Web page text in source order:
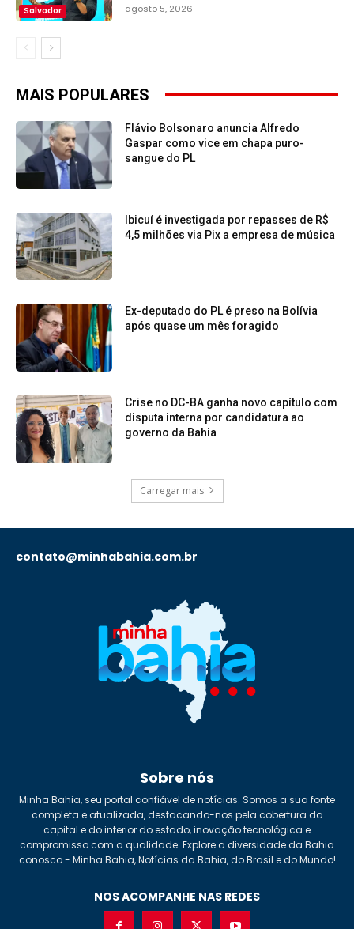
Salvador agosto 5, 2026
MAIS POPULARES
Flávio Bolsonaro anuncia Alfredo
Gaspar como vice em chapa puro-
sangue do PL
Ibicuí é investigada por repasses de R$
4,5 milhões via Pix a empresa de música
Ex-deputado do PL é preso na Bolívia
após quase um mês foragido
Crise no DC-BA ganha novo capítulo com
disputa interna por candidatura ao
governo da Bahia
Carregar mais
contato@minhabahia.com.br
Sobre nós
Minha Bahia, seu portal confiável de notícias. Somos a sua fonte
completa e atualizada, destacando-nos pela cobertura da
capital e do interior do estado, inovação tecnológica e
compromisso com a qualidade. Explore a diversidade da Bahia
conosco - Minha Bahia, Notícias da Bahia, do Brasil e do Mundo!
NOS ACOMPANHE NAS REDES